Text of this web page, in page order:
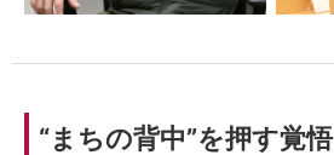
“まちの背中”を押す覚悟